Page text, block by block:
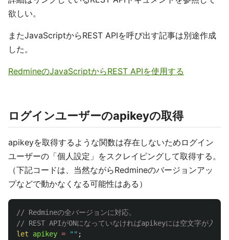
欲しい。
またJavaScriptからREST APIを呼び出す記事は別途作成
した。
RedmineのJavaScriptからREST APIを使用する
ログインユーザーのapikeyの取得
apikeyを取得するような関数は存在しないためログイン
ユーザーの「個人設定」をスクレイピングして取得する。
（下記コードは、当然ながらRedmineのバージョンアッ
プなどで動かなくなる可能性はある）
// Redmineの全バージョンに対応。
// REST APIがONになっていなければapikeyには空文字が入る
let
apikey = "" ;